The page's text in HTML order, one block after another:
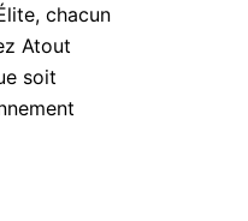
chacun
Atout
soit